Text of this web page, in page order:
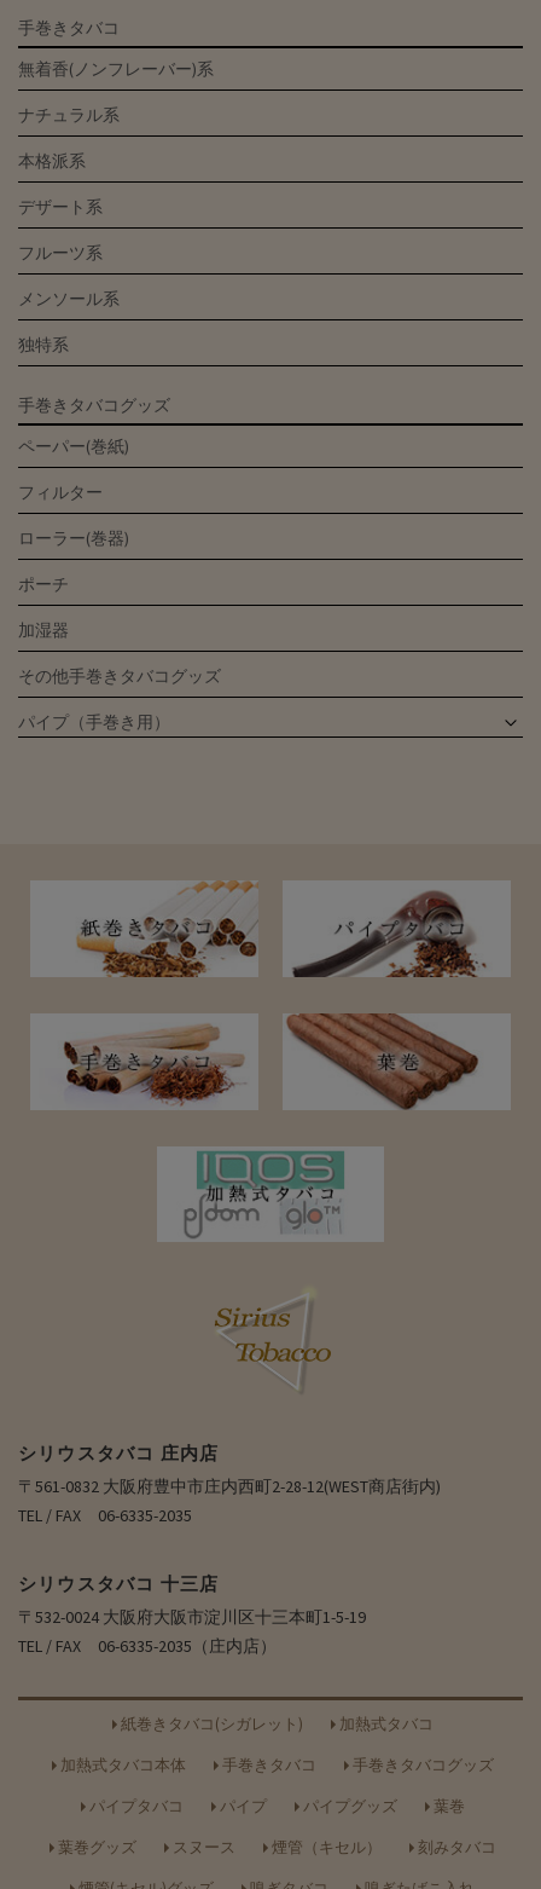
手巻きタバコ
無着香(ノンフレーバー)系
ナチュラル系
本格派系
デザート系
フルーツ系
メンソール系
独特系
手巻きタバコグッズ
ペーパー(巻紙)
フィルター
ローラー(巻器)
ポーチ
加湿器
その他手巻きタバコグッズ
パイプ（手巻き用）
シリウスタバコ 庄内店
〒561-0832 大阪府豊中市庄内西町2-28-12(WEST商店街内)
TEL / FAX 06-6335-2035
シリウスタバコ 十三店
〒532-0024 大阪府大阪市淀川区十三本町1-5-19
TEL / FAX 06-6335-2035（庄内店）
紙巻きタバコ(シガレット)
加熱式タバコ
加熱式タバコ本体
手巻きタバコ
手巻きタバコグッズ
パイプタバコ
パイプ パイプグッズ
葉巻
葉巻グッズ
スヌース 煙管（キセル）
刻みタバコ